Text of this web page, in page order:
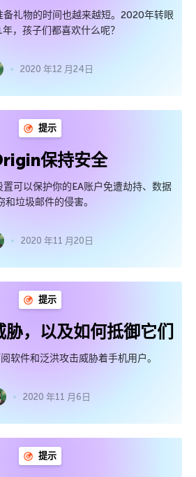
礼物的时间也越来越短。2020年转眼
，孩子们都喜欢什么呢？
2020 年12 月24日
提示
保持安全
可以保护你的EA账户免遭劫持、数据
和垃圾邮件的侵害。
2020 年11 月20日
提示
，以及如何抵御它们
软件和泛洪攻击威胁着手机用户。
2020 年11 月6日
提示